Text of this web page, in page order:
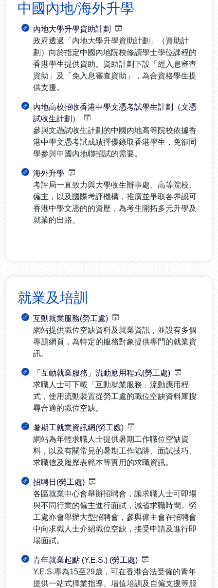
中國內地/海外升學
內地大學升學資助計劃
政府透過「內地大學升學資助計劃」（資助計
劃）向於指定中國內地院校修讀學士學位課程的
香港學生提供資助。資助計劃下設「經入息審查
資助」及「免入息審查資助」，為合資格學生提
供支援。
內地高校招收香港中學文憑考試學生計劃（文憑
試收生計劃）
參與文憑試收生計劃的中國內地高等院校依據香
港中學文憑考試成績擇優錄取香港學生，免卻同
學參與中國內地聯招試的需要。
海外升學
考評局一直致力與大學收生辦事處、高等院校、
僱主，以及國際考評機構，推廣並爭取各界認可
香港中學文憑的的資歷，為考生開拓多元升學及
就業的出路。
就業及培訓
互動就業服務(勞工處)
網站提供職位空缺資料及就業資訊，並設有多個
專題網頁，為特定的服務對象提供專門的就業資
訊。
「互動就業服務」流動應用程式(勞工處)
求職人士可下載「互動就業服務」流動應用程
式，使用流動裝置從勞工處的職位空缺資料庫搜
尋合適的職位空缺。
暑期工就業資訊網(勞工處)
網站為年輕求職人士提供暑期工作職位空缺資
料，以及有關常見的暑期工作陷阱、面試技巧、
求職信及履歷表範本等實用的求職資訊。
招聘日(勞工處)
各區就業中心會舉辦招聘會，讓求職人士可即場
與不同行業的僱主進行面試，減省求職時間。勞
工處亦會舉辦大型招聘會，參與僱主會在招聘會
中向求職人士介紹職位空缺，接受申請及進行即
場面試。
青年就業起點 (Y.E.S.) (勞工處)
Y.E.S.專為15至29歲，可在香港合法受僱的青年
提供一站式擇業指導、增值培訓及自僱支援等服